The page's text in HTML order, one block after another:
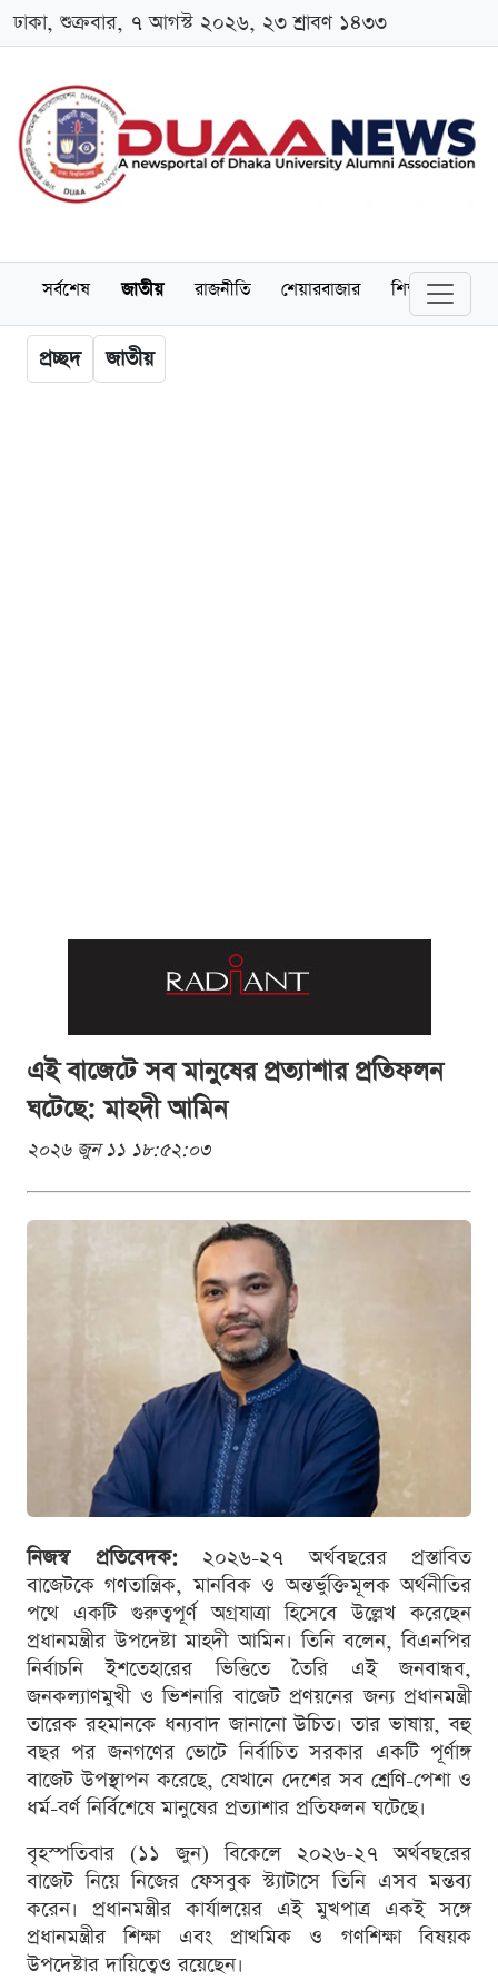
ঢাকা, শুক্রবার, ৭ আগস্ট ২০২৬, ২৩ শ্রাবণ ১৪৩৩
সর্বশেষ জাতীয় রাজনীতি শেয়ারবাজার শিক্ষা
প্রচ্ছদ জাতীয়
এই বাজেটে সব মানুষের প্রত্যাশার প্রতিফলন
ঘটেছে: মাহদী আমিন
২০২৬ জুন ১১ ১৮:৫২:০৩
নিজস্ব প্রতিবেদক:২০২৬-২৭ অর্থবছরের প্রস্তাবিত
বাজেটকে গণতান্ত্রিক, মানবিক ও অন্তর্ভুক্তিমূলক অর্থনীতির
পথে একটি গুরুত্বপূর্ণ অগ্রযাত্রা হিসেবে উল্লেখ করেছেন
প্রধানমন্ত্রীর উপদেষ্টা মাহদী আমিন। তিনি বলেন, বিএনপির
নির্বাচনি ইশতেহারের ভিত্তিতে তৈরি এই জনবান্ধব,
জনকল্যাণমুখী ও ভিশনারি বাজেট প্রণয়নের জন্য প্রধানমন্ত্রী
তারেক রহমানকে ধন্যবাদ জানানো উচিত। তার ভাষায়, বহু
বছর পর জনগণের ভোটে নির্বাচিত সরকার একটি পূর্ণাঙ্গ
বাজেট উপস্থাপন করেছে, যেখানে দেশের সব শ্রেণি-পেশা ও
ধর্ম-বর্ণ নির্বিশেষে মানুষের প্রত্যাশার প্রতিফলন ঘটেছে।
বৃহস্পতিবার (১১ জুন) বিকেলে ২০২৬-২৭ অর্থবছরের
বাজেট নিয়ে নিজের ফেসবুক স্ট্যাটাসে তিনি এসব মন্তব্য
করেন। প্রধানমন্ত্রীর কার্যালয়ের এই মুখপাত্র একই সঙ্গে
প্রধানমন্ত্রীর শিক্ষা এবং প্রাথমিক ও গণশিক্ষা বিষয়ক
উপদেষ্টার দায়িত্বেও রয়েছেন।